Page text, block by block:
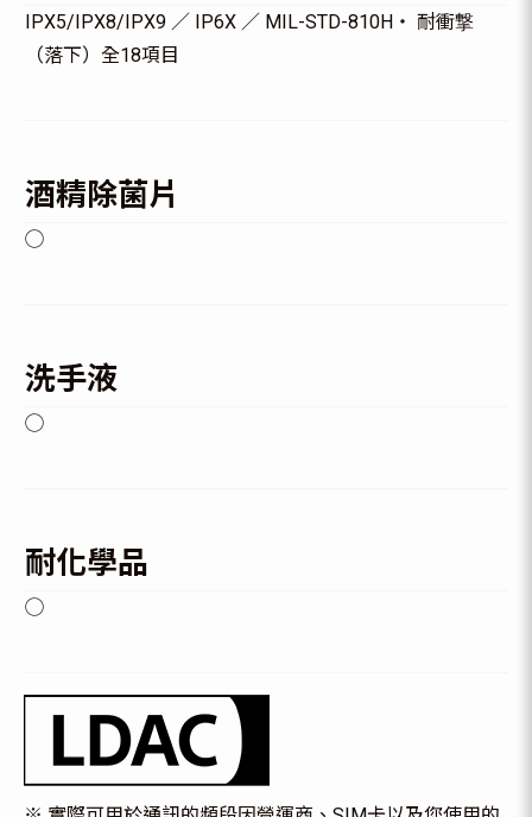
IPX5/IPX8/IPX9 ／ IP6X ／ MIL-STD-810H・ 耐衝撃
（落下）全18項目
酒精除菌片
◯
洗手液
◯
耐化學品
◯